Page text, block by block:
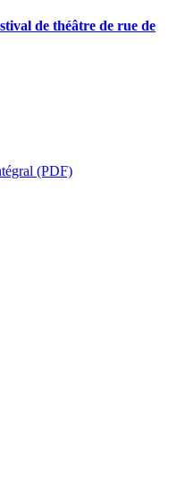
de théâtre de rue de
(PDF)